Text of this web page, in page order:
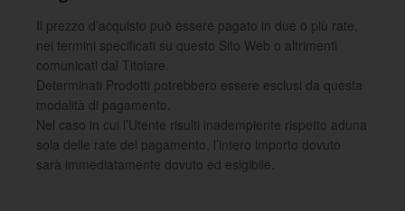
Il prezzo d’acquisto può essere pagato in due o più rate,
nei termini specificati su questo Sito Web o altrimenti
comunicati dal Titolare.
Determinati Prodotti potrebbero essere esclusi da questa
modalità di pagamento.
Nel caso in cui l’Utente risulti inadempiente rispetto aduna
sola delle rate del pagamento, l’intero importo dovuto
sarà immediatamente dovuto ed esigibile.